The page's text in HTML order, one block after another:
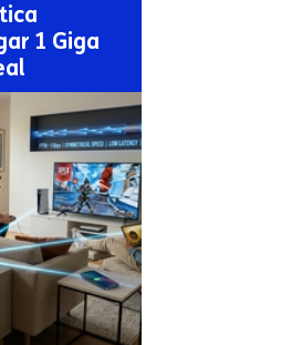
1 Giga